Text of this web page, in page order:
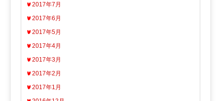
2017年7月
2017年6月
2017年5月
2017年4月
2017年3月
2017年2月
2017年1月